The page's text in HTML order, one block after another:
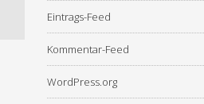
Eintrags-Feed
Kommentar-Feed
WordPress.org